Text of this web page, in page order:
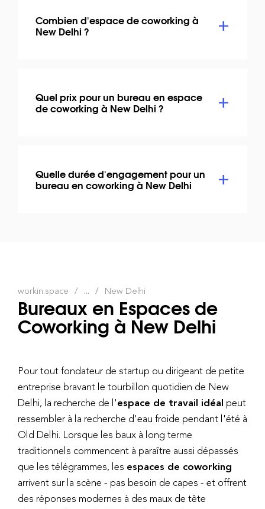
Combien d'espace de coworking à
New Delhi ?
Quel prix pour un bureau en espace
de coworking à New Delhi ?
Quelle durée d'engagement pour un
bureau en coworking à New Delhi
workin.space ... New Delhi
Bureaux en Espaces de
Coworking à New Delhi
Pour tout fondateur de startup ou dirigeant de petite
entreprise bravant le tourbillon quotidien de New
Delhi, la recherche de l'espace de travail idéal peut
ressembler à la recherche d'eau froide pendant l'été à
Old Delhi. Lorsque les baux à long terme
traditionnels commencent à paraître aussi dépassés
que les télégrammes, les espaces de coworking
arrivent sur la scène - pas besoin de capes - et offrent
des réponses modernes à des maux de tête